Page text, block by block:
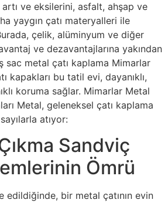
ve eksilerini, asfalt, ahşap ve
yaygın çatı materyalleri ile
çelik, alüminyum ve diğer
ve dezavantajlarına yakından
sac metal çatı kaplama Mimarlar
kapakları bu tatil evi, dayanıklı,
koruma sağlar. Mimarlar Metal
Metal, geleneksel çatı kaplama
atıyor:
Sandviç
Ömrü
edildiğinde, bir metal çatının evin